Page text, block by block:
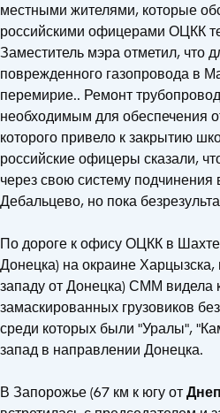
местными жителями, которые
российскими офицерами ОЦКК
Заместитель мэра отметил, что
поврежденного газопровода в
перемирие.. Ремонт
необходимым для обеспечения
которого привело к закрытию
российские офицеры сказали,
через свою систему
Дебальцево, но пока
По дороге к офису ОЦКК в
Донецка) на окраине Харцызска,
западу от Донецка) СММ видела
замаскированных грузовиков
среди которых были "Уралы",
запад в направлении Донецка.
В Запорожье (67 км к югу от